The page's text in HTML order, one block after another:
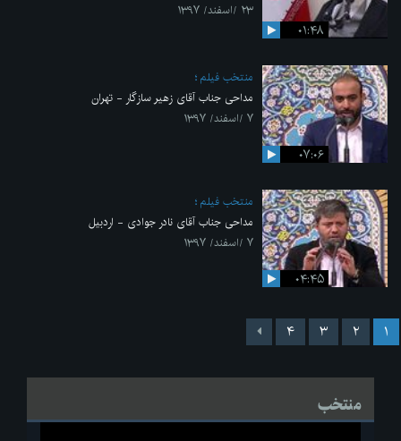
۰۱:۴۸
۲۳ /اسفند/ ۱۳۹۷
۰۷:۰۶
منتخب فیلم
مداحی جناب آقای زهیر سازگار - تهران
۷ /اسفند/ ۱۳۹۷
۰۴:۴۵
منتخب فیلم
مداحی جناب آقای نادر جوادی - اردبیل
۷ /اسفند/ ۱۳۹۷
۱ ۲ ۳ ۴
منتخب